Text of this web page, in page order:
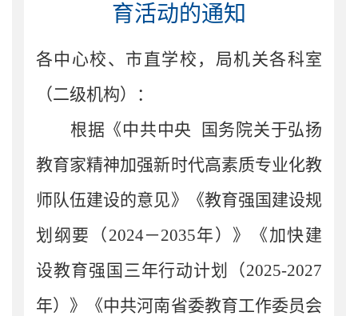
育活动的通知
各中心校、市直学校，局机关各科室
（二级机构）：
根据《中共中央 国务院关于弘扬
教育家精神加强新时代高素质专业化教
师队伍建设的意见》《教育强国建设规
划纲要（ 2024－2035年）》《加快建
设教育强国三年行动计划（2025-2027
年）》《中共河南省委教育工作委员会